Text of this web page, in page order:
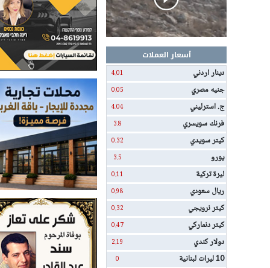
أسعار العملات
دينار اردني
4.01
جنيه مصري 0.05
ج. استرليني 4.04
فرنك سويسري 3.8
كيتر سويدي 0.32
يورو 3.5
ليرة تركية 0.11
ريال سعودي 0.98
كيتر نرويجي 0.32
كيتر دنماركي 0.47
دولار كندي 2.19
10 ليرات لبنانية 0